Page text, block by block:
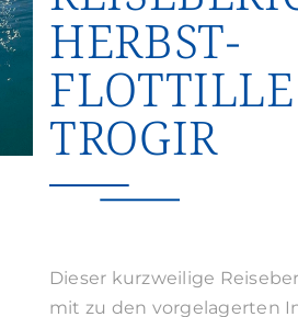
Suche
nach:
HERBST-
TROGIR
Dieser kurzweilige
mit zu den vorgelagerten